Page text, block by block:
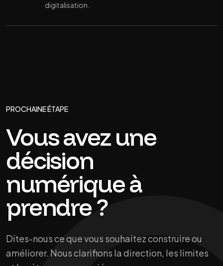
digitalisation.
PROCHAINE ÉTAPE
Vous avez une
décision
numérique à
prendre ?
Dites-nous ce que vous souhaitez construire ou
améliorer. Nous clarifions la direction, les limites